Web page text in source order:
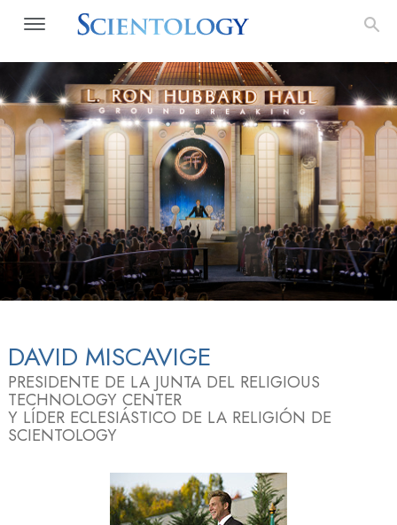
DAVID MISCAVIGE
PRESIDENTE DE LA JUNTA DEL RELIGIOUS
TECHNOLOGY CENTER
Y LÍDER ECLESIÁSTICO DE LA RELIGIÓN DE
SCIENTOLOGY